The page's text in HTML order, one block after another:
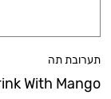
תערובת תה
With Mango